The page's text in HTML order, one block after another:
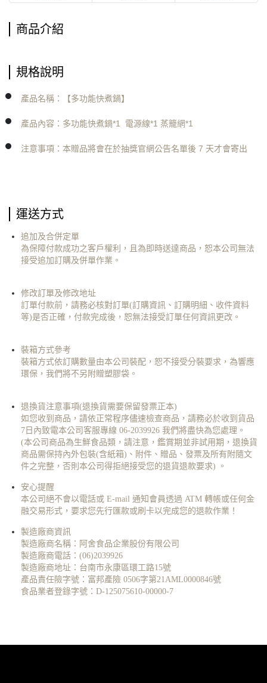
商品介紹
規格說明
產品名稱：【多功能快煮鍋】
產品內容：多功能快煮鍋*1 電源線*1 蒸籠網*1
注意事項：本贈品將會在於抽獎官網公告名單後 7 天才會寄出
運送方式
追加及合併定單
為保障付款成功之客戶權利，且為即時送達商品，恕本公司無法
接受追加訂購及併單作業。
修改訂單及修改地址
訂單付款前，請務必核對訂單(訂購資訊、訂購明細、收件資料
等)是否正確，付款完成後，恕無法接受訂單任何資訊更改。
裝箱方式參考
裝箱方式依訂購數量由本公司裝配，恕不接受分裝要求，為響應
環保，我們將不另附贈塑膠袋。
退換貨注意事項(退換貨需要保留發票正本)
如您收到商品，請依正常程序儘速檢查商品，請務必於收到貨品
7日內致電本公司客服專線 06-2039926 我們將盡快為您處理。
(本公司商品為生鮮食品類，請注意，鑑賞期並非試用期，退換貨
商品需保持內外包裝(含紙箱)、附件、贈品、發票及所有附隨文
件之完整，否則本公司得拒絕接受您的退貨退款要求) 。
安心提醒
本公司絕不會以電話或 E-mail 通知會員透過 ATM 轉帳或任何金
融交易形式，要求您先行匯款或刷卡以完成您的退款作業！
製造廠商資訊
製造廠商名稱：阿舍食品企業股份有限公司
製造廠商電話：(06)2039926
製造廠商地址：台南市永康區環工路15號
產品責任險字號：富邦產險 0506字第21AML0000846號
食品業者登錄字號：D-125075610-00000-7